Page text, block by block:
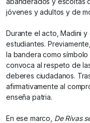
jóvenes y adultos y de
Durante el acto, Madini y
estudiantes.
la bandera como
convoca al respeto de
deberes ciudadanos.
afirmativamente al
enseña patria.
En ese marco, De Rivas